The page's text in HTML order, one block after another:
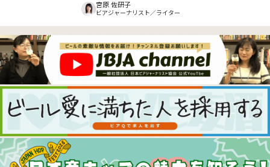
宮原 佐研子
ビアジャーナリスト／ライター